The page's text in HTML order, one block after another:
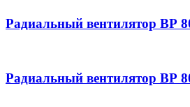
Радиальный вентилятор ВР
Радиальный вентилятор ВР